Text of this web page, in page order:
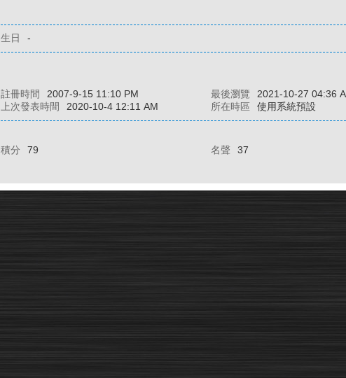
生日 -
註冊時間 2007-9-15 11:10 PM 最後瀏覽
2021-10-27 04:36
上次發表時間 2020-10-4 12:11 AM 所在時區 使用系統預設
積分 79 名聲
37